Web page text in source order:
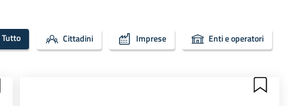
Tutto Cittadini Imprese Enti e operatori